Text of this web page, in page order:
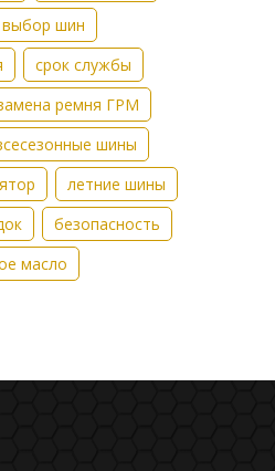
выбор шин
срок службы
ремня ГРМ
шины
летние шины
безопасность
масло